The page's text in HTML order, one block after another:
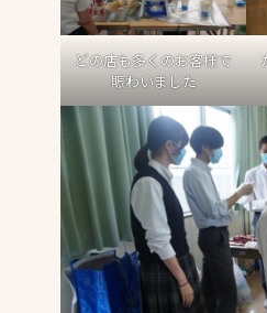
どの店も多くのお客様で
賑わいました